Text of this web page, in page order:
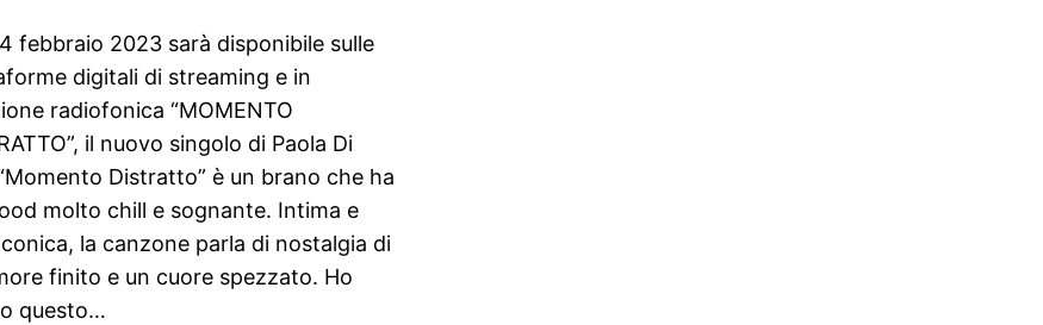
febbraio 2023 sarà disponibile sulle
digitali di streaming e in
radiofonica “MOMENTO
il nuovo singolo di Paola Di
Distratto” è un brano che ha
molto chill e sognante. Intima e
la canzone parla di nostalgia di
finito e un cuore spezzato. Ho
questo…